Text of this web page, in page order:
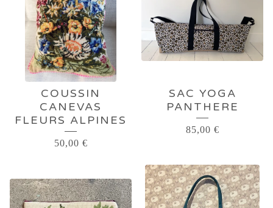
COUSSIN
CANEVAS
FLEURS ALPINES
50,00 €
SAC YOGA
PANTHERE
85,00 €